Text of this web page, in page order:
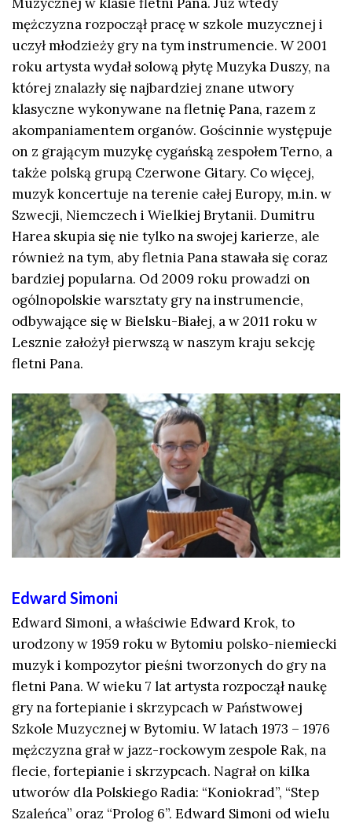
mężczyzna rozpoczął pracę w szkole muzycznej i
uczył młodzieży gry na tym instrumencie. W 2001
roku artysta wydał solową płytę Muzyka Duszy, na
której znalazły się najbardziej znane utwory
klasyczne wykonywane na fletnię Pana, razem z
akompaniamentem organów. Gościnnie występuje
on z grającym muzykę cygańską zespołem Terno, a
także polską grupą Czerwone Gitary. Co więcej,
muzyk koncertuje na terenie całej Europy, m.in. w
Szwecji, Niemczech i Wielkiej Brytanii. Dumitru
Harea skupia się nie tylko na swojej karierze, ale
również na tym, aby fletnia Pana stawała się coraz
bardziej popularna. Od 2009 roku prowadzi on
ogólnopolskie warsztaty gry na instrumencie,
odbywające się w Bielsku-Białej, a w 2011 roku w
Lesznie założył pierwszą w naszym kraju sekcję
fletni Pana.
Edward Simoni
Edward Simoni, a właściwie Edward Krok, to
urodzony w 1959 roku w Bytomiu polsko-niemiecki
muzyk i kompozytor pieśni tworzonych do gry na
fletni Pana. W wieku 7 lat artysta rozpoczął naukę
gry na fortepianie i skrzypcach w Państwowej
Szkole Muzycznej w Bytomiu. W latach 1973 – 1976
mężczyzna grał w jazz-rockowym zespole Rak, na
flecie, fortepianie i skrzypcach. Nagrał on kilka
utworów dla Polskiego Radia: “Koniokrad”, “Step
Szaleńca” oraz “Prolog 6”. Edward Simoni od wielu